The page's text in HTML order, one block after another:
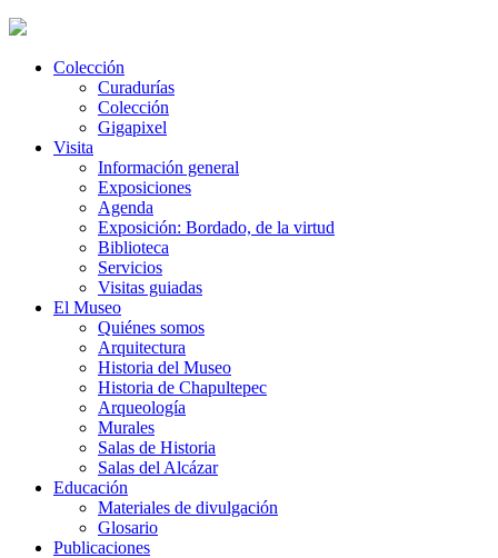
Colección
Curadurías
Colección
Gigapixel
Visita
Información general
Exposiciones
Agenda
Exposición: Bordado, de la virtud
Biblioteca
Servicios
Visitas guiadas
El Museo
Quiénes somos
Arquitectura
Historia del Museo
Historia de Chapultepec
Arqueología
Murales
Salas de Historia
Salas del Alcázar
Educación
Materiales de divulgación
Glosario
Publicaciones